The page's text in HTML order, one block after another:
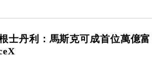
士丹利：馬斯克可成首位萬億富